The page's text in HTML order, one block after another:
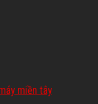
miền tây